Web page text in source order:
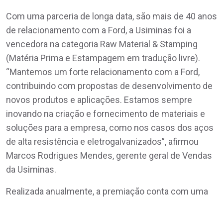
Com uma parceria de longa data, são mais de 40 anos
de relacionamento com a Ford, a Usiminas foi a
vencedora na categoria Raw Material & Stamping
(Matéria Prima e Estampagem em tradução livre).
“Mantemos um forte relacionamento com a Ford,
contribuindo com propostas de desenvolvimento de
novos produtos e aplicações. Estamos sempre
inovando na criação e fornecimento de materiais e
soluções para a empresa, como nos casos dos aços
de alta resistência e eletrogalvanizados”, afirmou
Marcos Rodrigues Mendes, gerente geral de Vendas
da Usiminas.
Realizada anualmente, a premiação conta com uma